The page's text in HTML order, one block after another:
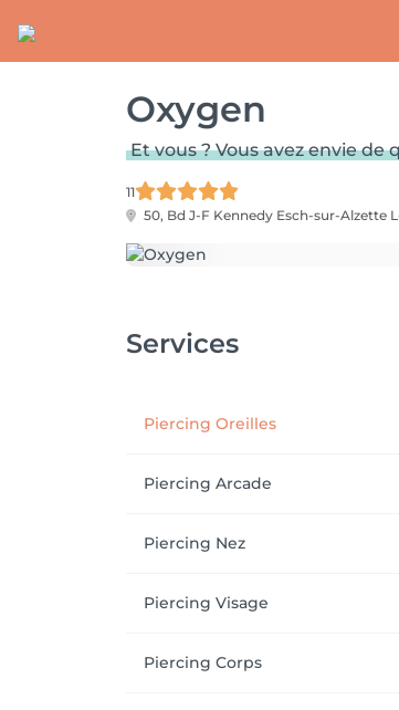
Oxygen
Et vous ? Vous avez envie
11
50, Bd J-F Kennedy Esch-sur-Alzette
Services
Piercing Oreilles
Piercing Arcade
Piercing Nez
Piercing Visage
Piercing Corps